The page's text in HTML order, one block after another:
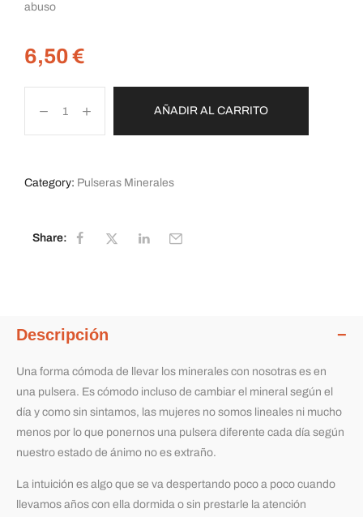
abuso
6,50€
AÑADIR AL CARRITO
Category: Pulseras Minerales
Share:
Descripción
Una forma cómoda de llevar los minerales con nosotras es en
una pulsera. Es cómodo incluso de cambiar el mineral según el
día y como sin sintamos, las mujeres no somos lineales ni mucho
menos por lo que ponernos una pulsera diferente cada día según
nuestro estado de ánimo no es extraño.
La intuición es algo que se va despertando poco a poco cuando
llevamos años con ella dormida o sin prestarle la atención